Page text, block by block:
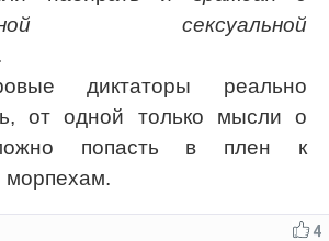
сексуальной
диктаторы реально
от одной только мысли о
попасть в плен к
морпехам.
4